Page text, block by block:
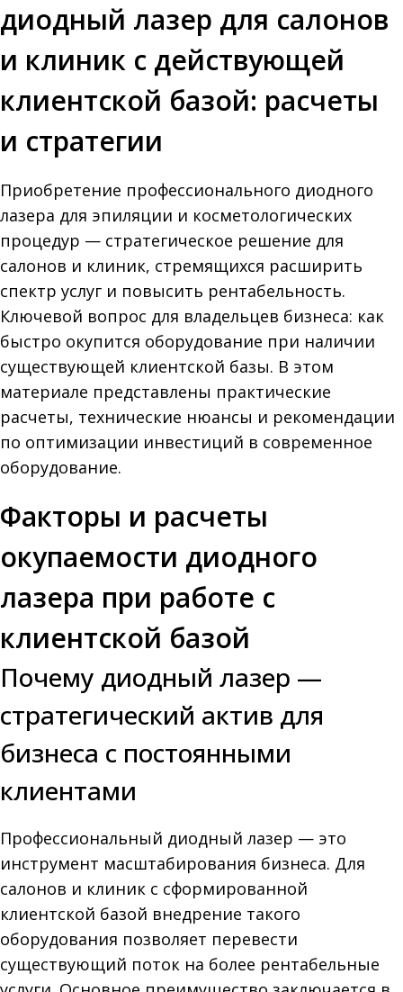
диодный лазер для салонов
и клиник с действующей
клиентской базой: расчеты
и стратегии
Приобретение профессионального диодного
лазера для эпиляции и косметологических
процедур — стратегическое решение для
салонов и клиник, стремящихся расширить
спектр услуг и повысить рентабельность.
Ключевой вопрос для владельцев бизнеса: как
быстро окупится оборудование при наличии
существующей клиентской базы. В этом
материале представлены практические
расчеты, технические нюансы и рекомендации
по оптимизации инвестиций в современное
оборудование.
Факторы и расчеты
окупаемости диодного
лазера при работе с
клиентской базой
Почему диодный лазер —
стратегический актив для
бизнеса с постоянными
клиентами
Профессиональный диодный лазер — это
инструмент масштабирования бизнеса. Для
салонов и клиник с сформированной
клиентской базой внедрение такого
оборудования позволяет перевести
существующий поток на более рентабельные